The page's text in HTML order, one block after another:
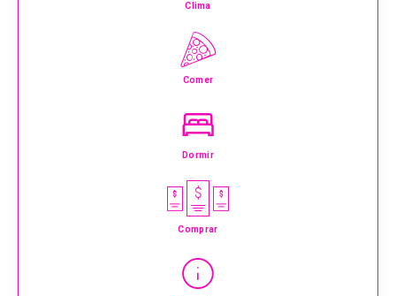
Clima
Comer
Dormir
Comprar